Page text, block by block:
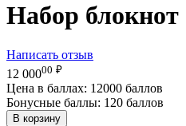
Набор блокнот
Написать отзыв
12 00000 ₽
Цена в баллах: 12000 баллов
Бонусные баллы: 120 баллов
В корзину